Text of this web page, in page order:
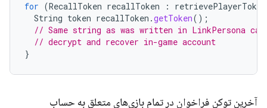
for (RecallToken recallToken :
String token recallToken .getToken();
// Same string as was written in LinkPersona
// decrypt and recover in-game account
}
آخرین توکن فراخوان در تمام بازی‌های متعلق به حساب